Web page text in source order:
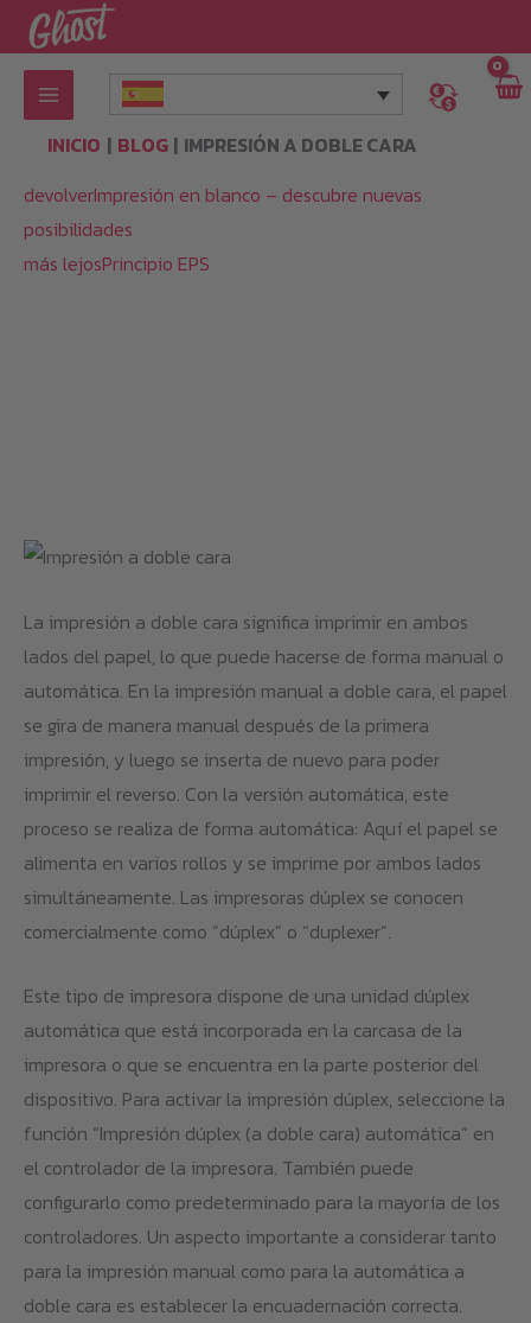
al
contenido
INICIO BLOG
IMPRESIÓN A DOBLE CARA
devolverImpresión en blanco – descubre nuevas
posibilidades
más lejosPrincipio EPS
La impresión a doble cara significa imprimir en ambos
lados del papel, lo que puede hacerse de forma manual o
automática. En la impresión manual a doble cara, el papel
se gira de manera manual después de la primera
impresión, y luego se inserta de nuevo para poder
imprimir el reverso. Con la versión automática, este
proceso se realiza de forma automática: Aquí el papel se
alimenta en varios rollos y se imprime por ambos lados
simultáneamente. Las impresoras dúplex se conocen
comercialmente como “dúplex” o “duplexer”.
Este tipo de impresora dispone de una unidad dúplex
automática que está incorporada en la carcasa de la
impresora o que se encuentra en la parte posterior del
dispositivo. Para activar la impresión dúplex, seleccione la
función “Impresión dúplex (a doble cara) automática” en
el controlador de la impresora. También puede
configurarlo como predeterminado para la mayoría de los
controladores. Un aspecto importante a considerar tanto
para la impresión manual como para la automática a
doble cara es establecer la encuadernación correcta.